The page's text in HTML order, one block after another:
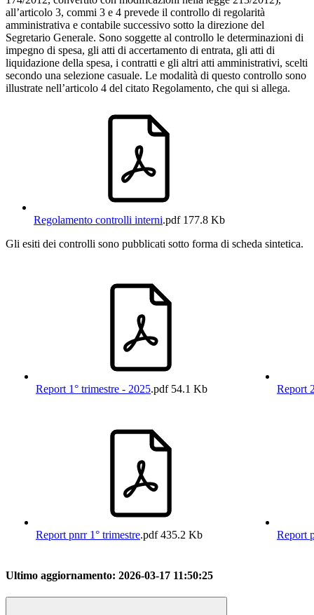
all’articolo 3, commi 3 e 4 prevede il controllo di regolarità
amministrativa e contabile successivo sotto la direzione del
Segretario Generale. Sono soggette al controllo le determinazioni di
impegno di spesa, gli atti di accertamento di entrata, gli atti di
liquidazione della spesa, i contratti e gli altri atti amministrativi, scelti
secondo una selezione casuale. Le modalità di questo controllo sono
illustrate nell’articolo 4 del citato Regolamento, che qui si allega.
Regolamento controlli interni.pdf177.8 Kb
Gli esiti dei controlli sono pubblicati sotto forma di scheda sintetica.
Report 1° trimestre - 2025.pdf54.1 Kb Report
Report pnrr 1° trimestre.pdf435.2 Kb Report
Ultimo aggiornamento: 2026-03-17 11:50:25